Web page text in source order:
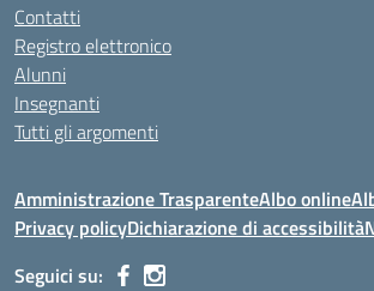
Contatti
Registro elettronico
Alunni
Insegnanti
Tutti gli argomenti
Amministrazione TrasparenteAlbo online
Privacy policyDichiarazione di accessibilità
Seguici su: